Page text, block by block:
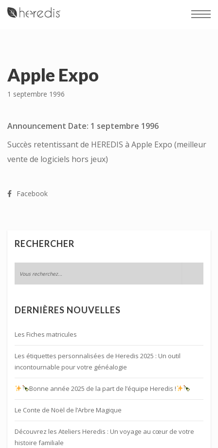
Apple Expo
1 septembre 1996
Announcement Date: 1 septembre 1996
Succès retentissant de HEREDIS à Apple Expo (meilleur
vente de logiciels hors jeux)
Facebook
RECHERCHER
DERNIÈRES NOUVELLES
Les Fiches matricules
Les étiquettes personnalisées de Heredis 2025 : Un outil
incontournable pour votre généalogie
Bonne année 2025 de la part de l’équipe Heredis !
Le Conte de Noël de l’Arbre Magique
Découvrez les Ateliers Heredis : Un voyage au cœur de votre
histoire familiale